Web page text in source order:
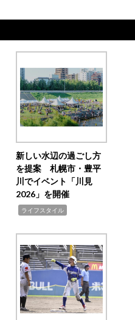
新しい水辺の過ごし方
を提案 札幌市・豊平
川でイベント「川見
2026」を開催
ライフスタイル